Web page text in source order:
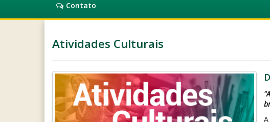
Contato
Atividades Culturais